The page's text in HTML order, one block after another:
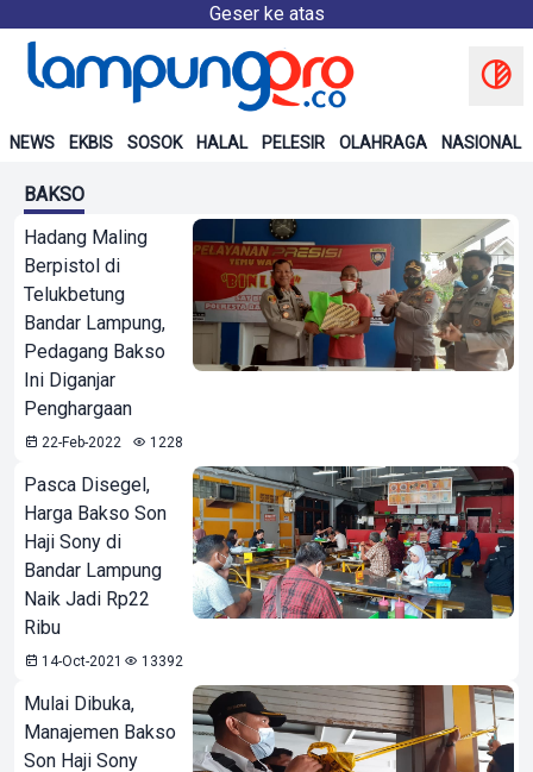
Geser ke atas
NEWS EKBIS SOSOK HALAL PELESIR OLAHRAGA NASIONAL
BAKSO
Hadang Maling
Berpistol di
Telukbetung
Bandar Lampung,
Pedagang Bakso
Ini Diganjar
Penghargaan
22-Feb-2022 1228
Pasca Disegel,
Harga Bakso Son
Haji Sony di
Bandar Lampung
Naik Jadi Rp22
Ribu
14-Oct-2021 13392
Mulai Dibuka,
Manajemen Bakso
Son Haji Sony